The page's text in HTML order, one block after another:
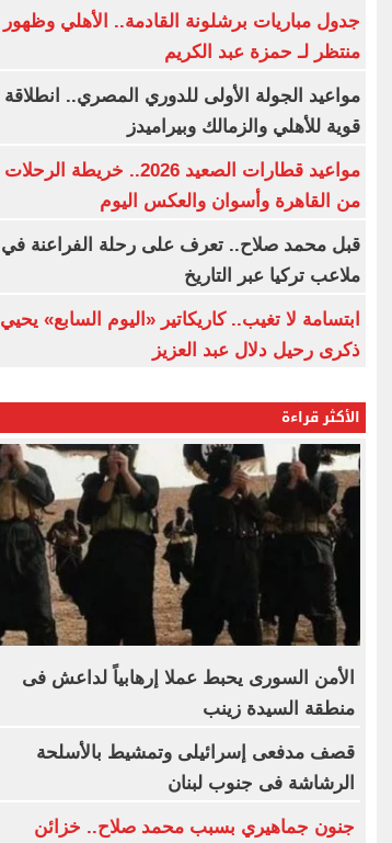
جدول مباريات برشلونة القادمة.. الأهلي وظهور
منتظر لـ حمزة عبد الكريم
مواعيد الجولة الأولى للدوري المصري.. انطلاقة
قوية للأهلي والزمالك وبيراميدز
مواعيد قطارات الصعيد 2026.. خريطة الرحلات
من القاهرة وأسوان والعكس اليوم
قبل محمد صلاح.. تعرف على رحلة الفراعنة في
ملاعب تركيا عبر التاريخ
ابتسامة لا تغيب.. كاريكاتير «اليوم السابع» يحيي
ذكرى رحيل دلال عبد العزيز
الأكثر قراءة
الأمن السورى يحبط عملا إرهابياً لداعش فى
منطقة السيدة زينب
قصف مدفعى إسرائيلى وتمشيط بالأسلحة
الرشاشة فى جنوب لبنان
جنون جماهيري بسبب محمد صلاح.. خزائن